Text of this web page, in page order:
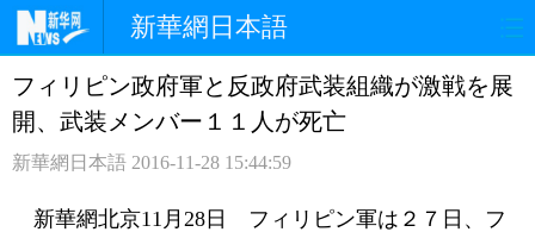
新華網日本語
ホームページ 政治 経済
観光 評論 写真
フィリピン政府軍と反政府武装組織が激戦を展
開、武装メンバー１１人が死亡
新華網日本語 2016-11-28 15:44:59
新華網北京11月28日 フィリピン軍は２７日、フ